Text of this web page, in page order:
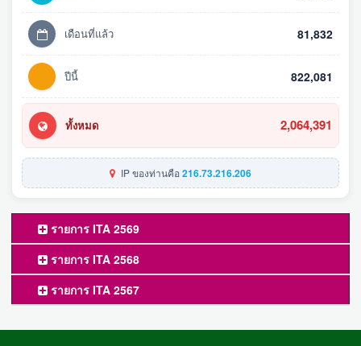
เดือนที่แล้ว 81,832
ปีนี้ 822,081
ทั้งหมด 2,064,391
IP ของท่านคือ216.73.216.206
รายการ ITA 2569
รายการ ITA 2568
รายการ ITA 2567